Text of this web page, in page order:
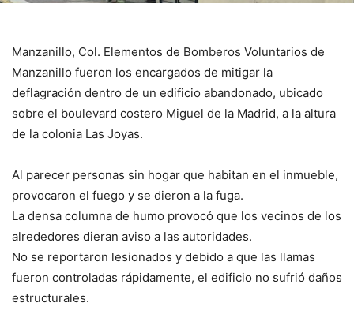
Manzanillo, Col. Elementos de Bomberos Voluntarios de
Manzanillo fueron los encargados de mitigar la
deflagración dentro de un edificio abandonado, ubicado
sobre el boulevard costero Miguel de la Madrid, a la altura
de la colonia Las Joyas.
Al parecer personas sin hogar que habitan en el inmueble,
provocaron el fuego y se dieron a la fuga.
La densa columna de humo provocó que los vecinos de los
alrededores dieran aviso a las autoridades.
No se reportaron lesionados y debido a que las llamas
fueron controladas rápidamente, el edificio no sufrió daños
estructurales.